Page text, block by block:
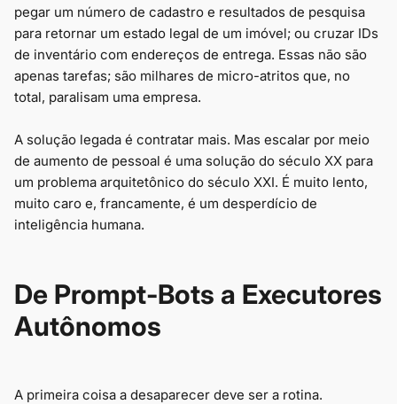
pegar um número de cadastro e resultados de pesquisa
para retornar um estado legal de um imóvel; ou cruzar IDs
de inventário com endereços de entrega. Essas não são
apenas tarefas; são milhares de micro-atritos que, no
total, paralisam uma empresa.
A solução legada é contratar mais. Mas escalar por meio
de aumento de pessoal é uma solução do século XX para
um problema arquitetônico do século XXI. É muito lento,
muito caro e, francamente, é um desperdício de
inteligência humana.
De Prompt-Bots a Executores
Autônomos
A primeira coisa a desaparecer deve ser a rotina.